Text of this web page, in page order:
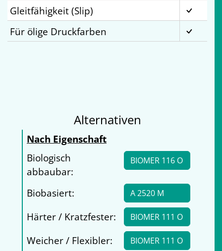
Gleitfähigkeit (Slip)
Für ölige Druckfarben
Alternativen
Nach Eigenschaft
Biologisch
abbaubar:
BIOMER 116 O
Biobasiert: A 2520 M
Härter / Kratzfester: BIOMER 111 O
Weicher / Flexibler: BIOMER 111 O